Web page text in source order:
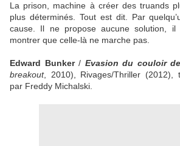
La prison, machine à créer des truands
plus déterminés. Tout est dit. Par
cause. Il ne propose aucune solution,
montrer que celle-là ne marche pas.
Edward Bunker/ Evasion du couloir
breakout, 2010), Rivages/Thriller (2012),
par Freddy Michalski.